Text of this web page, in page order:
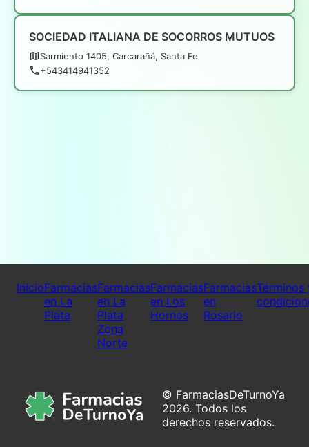
SOCIEDAD ITALIANA DE SOCORROS MUTUOS
Sarmiento 1405, Carcarañá, Santa Fe
+543414941352
InicioFarmacias
en La
Plata
Farmacias
en La
Plata
Zona
Norte
Farmacias
en Los
Hornos
Farmacias
en
Rosario
Términos
© FarmaciasDeTurnoYa
2026. Todos los
derechos reservados.